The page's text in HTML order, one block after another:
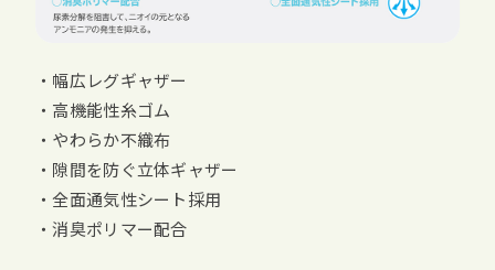
・幅広レグギャザー
・高機能性糸ゴム
・やわらか不織布
・隙間を防ぐ立体ギャザー
・全面通気性シート採用
・消臭ポリマー配合